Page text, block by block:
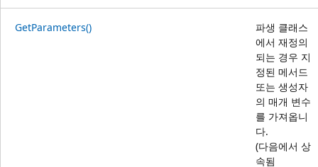
GetParameters()
파생 클래스
에서 재정의
되는 경우 지
정된 메서드
또는 생성자
의 매개 변수
를 가져옵니
다.
(다음에서 상
속됨